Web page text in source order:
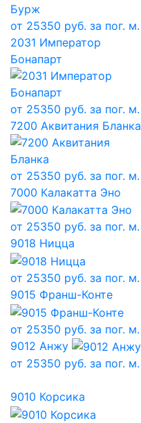
от 25350 руб. за пог. м.
2031 Император
Бонапарт
от 25350 руб. за пог. м.
7200 Аквитания Бланка
от 25350 руб. за пог. м.
7000 Калакатта Эно
от 25350 руб. за пог. м.
9018 Ницца
от 25350 руб. за пог. м.
9015 Франш-Конте
от 25350 руб. за пог. м.
9012 Анжу
от 25350 руб. за пог. м.
9010 Корсика